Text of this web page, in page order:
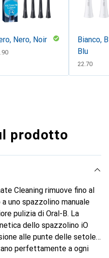
Nero, Noir
Bianco,
Blu
CHF
22.70
prodotto
Cleaning rimuove fino al
uno spazzolino manuale
pulizia di Oral-B. La
dello spazzolino iO
alle punte delle setole.
perfettamente a ogni